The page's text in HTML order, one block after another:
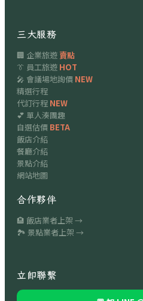
三大服務
🏢 企業旅遊賣點
👔 員工旅遊 HOT
🎤 會議場地詢價 NEW
精選行程
代訂行程 NEW
💕 單人湊團趣
自選估價 BETA
飯店介紹
餐廳介紹
景點介紹
網站地圖
合作夥伴
🏨 飯店業者上架 →
🏞 景點業者上架 →
立即聯繫